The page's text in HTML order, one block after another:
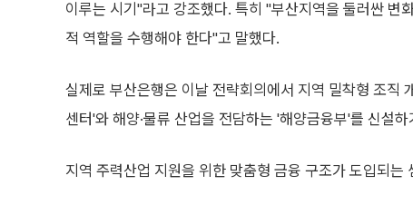
이루는 시기"라고 강조했다. 특히 "부산지역을 둘러싼 변
적 역할을 수행해야 한다"고 말했다.
실제로 부산은행은 이날 전략회의에서 지역 밀착형 조직
센터'와 해양·물류 산업을 전담하는 '해양금융부'를 신설하
지역 주력산업 지원을 위한 맞춤형 금융 구조가 도입되는